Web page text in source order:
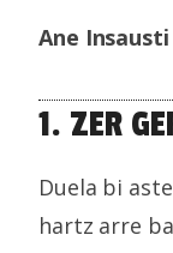
Ane
1. ZER
Duela bi
hartz arre